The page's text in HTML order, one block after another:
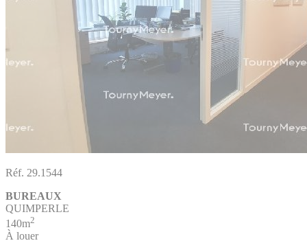
Réf. 29.1544
BUREAUX
QUIMPERLE
140m2
À louer